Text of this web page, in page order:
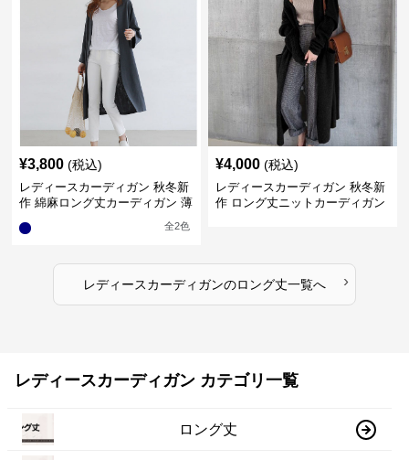
¥3,800 (税込)
レディースカーディガン 秋冬新
作 綿麻ロング丈カーディガン 薄
全2色
¥4,000 (税込)
レディースカーディガン 秋冬新
作 ロング丈ニットカーディガン
レディースカーディガンのロング丈一覧へ ›
レディースカーディガン カテゴリ一覧
ロング丈